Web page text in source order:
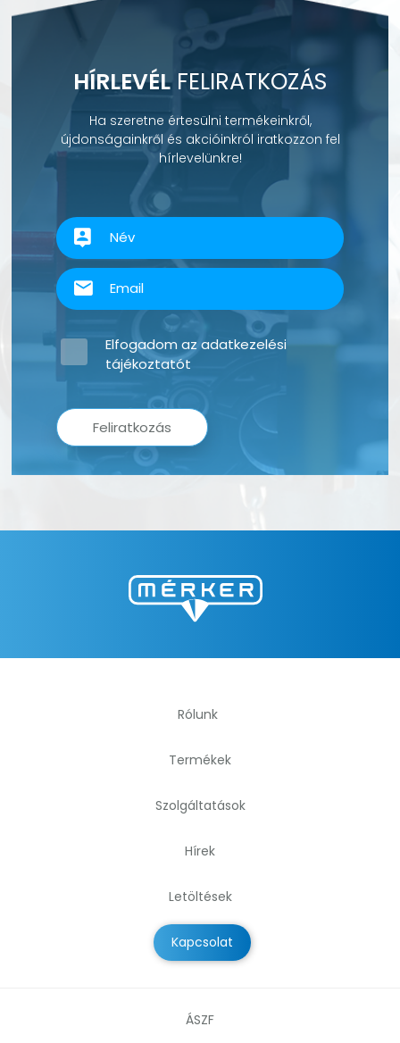
HÍRLEVÉLFELIRATKOZÁS
Ha szeretne értesülni termékeinkről,
újdonságainkről és akcióinkról iratkozzon fel
hírlevelünkre!
Feliratkozás
Elfogadom azadatkezelési
tájékoztatót
Rólunk
Termékek
Szolgáltatások
Hírek
Letöltések
Kapcsolat
ÁSZF